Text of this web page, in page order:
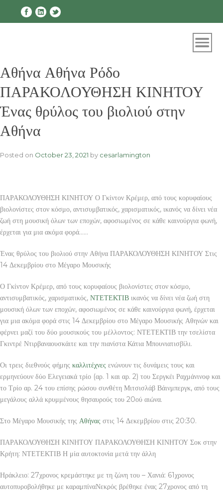
Αθήνα Αθήνα Ρόδο
ΠΑΡΑΚΟΛΟΥΘΗΣΗ ΚΙΝΗΤΟΥ
Ένας θρύλος του βιολιού στην
Αθήνα
Posted on October 23, 2021 by cesarlamington
ΠΑΡΑΚΟΛΟΥΘΗΣΗ ΚΙΝΗΤΟΥ Ο Γκίντον Κρέμερ, από τους κορυφαίους
βιολονίστες στον κόσμο, αντισυμβατικός, χαρισματικός, ικανός να δίνει νέα
ζωή στη μουσική όλων των εποχών, αφοσιωμένος σε κάθε καινούργια φωνή,
έρχεται για μια ακόμα φορά……
Ένας θρύλος του βιολιού στην Αθήνα ΠΑΡΑΚΟΛΟΥΘΗΣΗ ΚΙΝΗΤΟΥ Στις
14 Δεκεμβρίου στο Μέγαρο Μουσικής
Ο Γκίντον Κρέμερ, από τους κορυφαίους βιολονίστες στον κόσμο,
αντισυμβατικός, χαρισματικός, ΝΤΕΤΕΚΤΙΒ ικανός να δίνει νέα ζωή στη
μουσική όλων των εποχών, αφοσιωμένος σε κάθε καινούργια φωνή, έρχεται
για μια ακόμα φορά στις 14 Δεκεμβρίου στο Μέγαρο Μουσικής Αθηνών και
φέρνει μαζί του δύο μουσικούς του μέλλοντος: ΝΤΕΤΕΚΤΙΒ την τσελίστα
Γκιντρέ Ντιρβαναουσκάιτε και την πιανίστα Κάτια Μπουνιατισβίλι.
Οι τρεις διεθνούς φήμης καλλιτέχνες ενώνουν τις δυνάμεις τους και
ερμηνεύουν δύο Ελεγειακά τρίο (αρ. 1 και αρ. 2) του Σεργκέι Ραχμάνινοφ και
το Τρίο αρ. 24 του επίσης ρώσου συνθέτη Μιτσισλάβ Βάινμπεργκ, από τους
μεγάλους αλλά κρυμμένους θησαυρούς του 20ού αιώνα.
Στο Μέγαρο Μουσικής της Αθήνας στις 14 Δεκεμβρίου στις 20:30.
ΠΑΡΑΚΟΛΟΥΘΗΣΗ ΚΙΝΗΤΟΥ ΠΑΡΑΚΟΛΟΥΘΗΣΗ ΚΙΝΗΤΟΥ Σοκ στην
Κρήτη: ΝΤΕΤΕΚΤΙΒ Η μία αυτοκτονία μετά την άλλη
Ηράκλειο: 27χρονος κρεμάστηκε με τη ζώνη του – Χανιά: 61χρονος
αυτοπυροβολήθηκε με καραμπίναΝεκρός βρέθηκε ένας 27χρονος από τη